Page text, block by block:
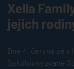
Xella
jejich
Dne 4. června se
Sokolovny zvané